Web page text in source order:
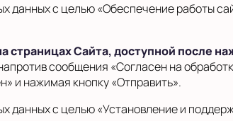
данных с целью «Обеспечение работы
страницах Сайта, доступной после
сообщения «Согласен на
и нажимая кнопку «Отправить».
данных с целью «Установление и